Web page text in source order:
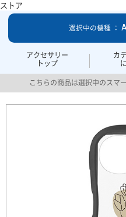
ストア
アクセサリー
トップ
カ
選択中の機種 ：
こちらの商品は選択中のスマ